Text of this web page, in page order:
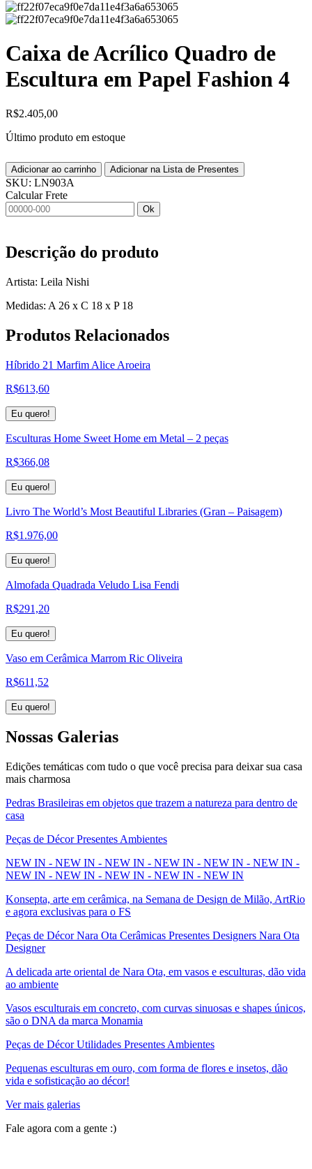
Caixa de Acrílico Quadro de
Escultura em Papel Fashion 4
R$2.405,00
Último produto em estoque
Adicionar ao carrinho Adicionar na Lista de Presentes
SKU: LN903A
Calcular Frete
Ok
Descrição do produto
Artista: Leila Nishi
Medidas: A 26 x C 18 x P 18
Produtos Relacionados
Híbrido 21 Marfim Alice Aroeira
R$613,60
Eu quero!
Esculturas Home Sweet Home em Metal – 2 peças
R$366,08
Eu quero!
Livro The World’s Most Beautiful Libraries (Gran – Paisagem)
R$1.976,00
Eu quero!
Almofada Quadrada Veludo Lisa Fendi
R$291,20
Eu quero!
Vaso em Cerâmica Marrom Ric Oliveira
R$611,52
Eu quero!
Nossas Galerias
Edições temáticas com tudo o que você precisa para deixar sua casa
mais charmosa
Pedras Brasileiras em objetos que trazem a natureza para dentro de
casa
Peças de Décor Presentes Ambientes
NEW IN - NEW IN - NEW IN - NEW IN - NEW IN - NEW IN -
NEW IN - NEW IN - NEW IN - NEW IN - NEW IN
Konsepta, arte em cerâmica, na Semana de Design de Milão, ArtRio
e agora exclusivas para o FS
Peças de Décor Nara Ota Cerâmicas Presentes Designers Nara Ota
Designer
A delicada arte oriental de Nara Ota, em vasos e esculturas, dão vida
ao ambiente
Vasos esculturais em concreto, com curvas sinuosas e shapes únicos,
são o DNA da marca Monamia
Peças de Décor Utilidades Presentes Ambientes
Pequenas esculturas em ouro, com forma de flores e insetos, dão
vida e sofisticação ao décor!
Ver mais galerias
Fale agora com a gente :)